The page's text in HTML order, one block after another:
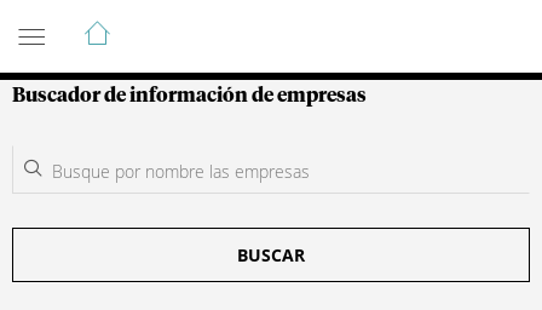
Guía de Empresas Colombianas
Buscador de información de empresas
BUSCAR